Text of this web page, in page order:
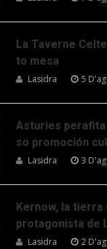
La Taverne
to mesa
Lasidra 5
Asturies perafita
so promoción
Lasidra 3
Kernow, la tierra
protagonista de
Lasidra 2